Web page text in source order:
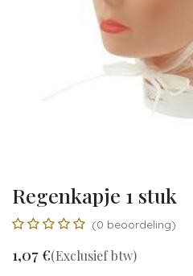
Regenkapje 1 stuk
(0 beoordeling)
1,07€(Exclusief btw)